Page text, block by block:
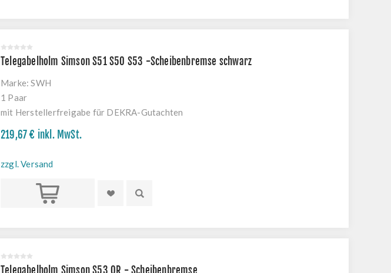
Telegabelholm Simson S51 S50 S53 -Scheibenbremse schwarz
Marke: SWH
1 Paar
mit Herstellerfreigabe für DEKRA-Gutachten
219,67 € inkl. MwSt.
zzgl. Versand
Kaufen
Telegabelholm Simson S53 OR - Scheibenbremse